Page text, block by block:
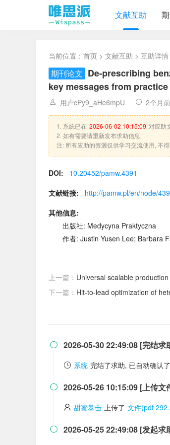
文献互助
当前位置： 首页 > 文献互助 > 互助详情
期刊论文 De-prescribing
key messages from
用户cPy9_aHe6mpU 2个月前
1. 系统已在 2026-06-02 10:15:09 对应助
2. 如有需要请重新发布求助信息
注: 所有应助的资源仅供学习交流使用, 不
DOI:
10.20452/pamw.4391
文献链接:
http://pamw.pl/en/node/
其他信息:
出版社: Medycyna Praktyczna
作者: Justin Yusen Lee; Barbara
上一篇： Universal scalable
下一篇： Hit-to-lead optimization of
 2026-05-30 22:49:08 [完结求
系统 完结了求助, 已自动确认了
 2026-05-26 10:15:09 [上传文
甜蜜暴击 上传了 文件(pdf
 2026-05-25 22:49:08 [发起求